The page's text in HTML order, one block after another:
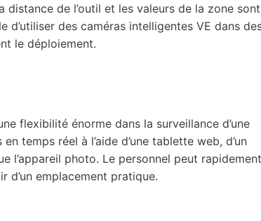
de l’outil et les valeurs de la zone sont
des caméras intelligentes VE dans
le déploiement.
flexibilité énorme dans la surveillance d’une
temps réel à l’aide d’une tablette web, d’un
l’appareil photo. Le personnel peut rapidement
d’un emplacement pratique.